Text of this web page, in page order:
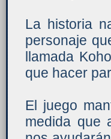
La historia
personaje
llamada
que hacer
El juego
medida que